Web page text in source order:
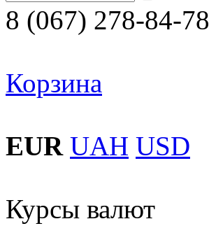
8 (067) 278-84-78
Корзина
EUR UAH USD
Курсы валют